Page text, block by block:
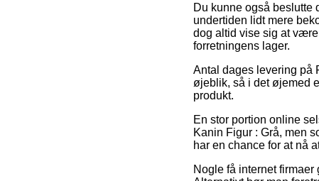
Du kunne også beslutte
undertiden lidt mere
dog altid vise sig at
forretningens lager.
Antal dages levering på
øjeblik, så i det øjemed
produkt.
En stor portion online
Kanin Figur : Grå, men
har en chance for at nå
Nogle få internet